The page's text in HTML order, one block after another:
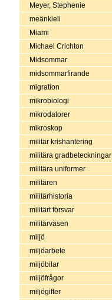
Meyer, Stephenie
meänkieli
Miami
Michael Crichton
Midsommar
midsommarfirande
migration
mikrobiologi
mikrodatorer
mikroskop
militär krishantering
militära gradbeteckningar
militära uniformer
militären
militärhistoria
militärt försvar
militärväsen
miljö
miljöarbete
miljöbilar
miljöfrågor
miljögifter